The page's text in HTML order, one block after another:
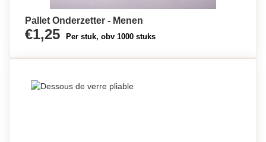
Pallet Onderzetter - Menen
€1,25 Per stuk, obv 1000 stuks